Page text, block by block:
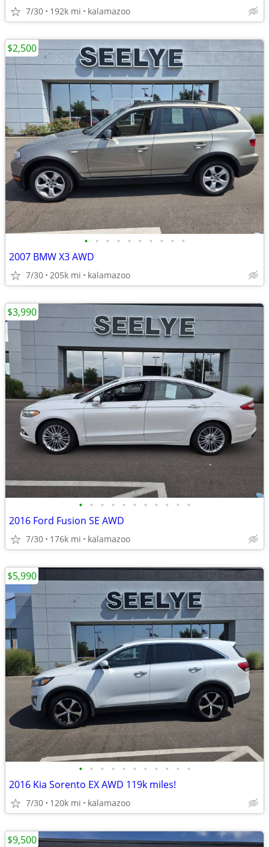
7/30 192k mi kalamazoo
• • • • • • • • • •
2007 BMW X3 AWD
7/30 205k mi kalamazoo
$2,500
• • • • • • • • • • •
2016 Ford Fusion SE AWD
7/30 176k mi kalamazoo
$3,990
• • • • • • • • • • •
2016 Kia Sorento EX AWD 119k miles!
7/30 120k mi kalamazoo
$5,990
$9,500